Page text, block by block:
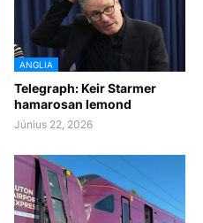
ANGLIA
Telegraph: Keir Starmer
hamarosan lemond
Június 22, 2026